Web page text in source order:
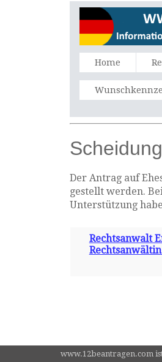
Home
Der Antrag auf
gestellt werden.
Unterstützung
Rechtsanwalt
www.12beantragen.com